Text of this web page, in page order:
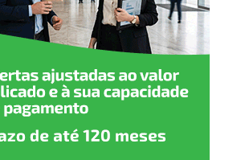
Porto Alegre para Carazinho, com
com destino a Farroupilha,
Veranópolis e demais cidades
estão sendo encaminhados por
operacional. Também seguem
784, entre Porto Alegre e Passo
e 1053, entre Porto Alegre e Passo